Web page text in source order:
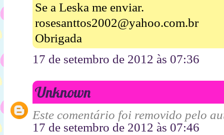
Se a Leska me enviar.
rosesanttos2002@yahoo.com.br
Obrigada
17 de setembro de 2012 às 07:36
Unknown
Este comentário foi removido pelo
17 de setembro de 2012 às 07:46